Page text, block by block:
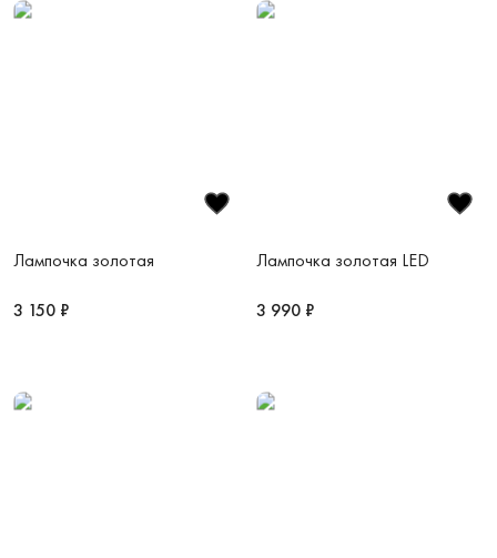
Лампочка золотая
3 150 ₽
Лампочка золотая LED
3 990 ₽